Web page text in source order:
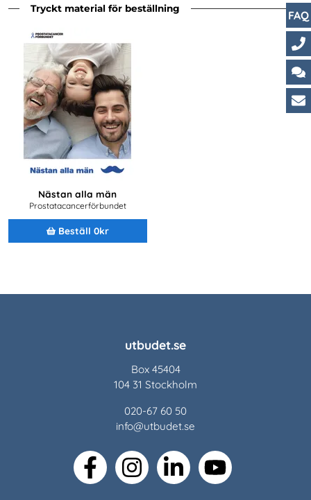
Tryckt material för beställning
Nästan alla män
Prostatacancerförbundet
Beställ 0kr
utbudet.se
Box 45404
104 31 Stockholm
020-67 60 50
info@utbudet.se
facebookinstagramlinkedin youtube
FAQ